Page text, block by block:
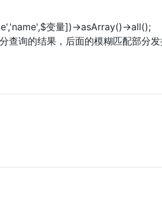
变量])->asArray()->all();
查询的结果，后面的模糊匹配部分